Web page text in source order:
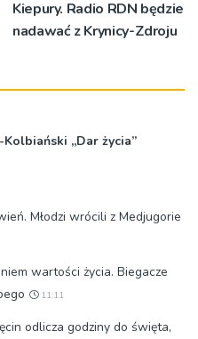
Kiepury. Radio RDN będzie
nadawać z Krynicy-Zdroju
„Dar życia”
Młodzi wrócili z Medjugorie
wartości życia. Biegacze
11:11
odlicza godziny do święta,